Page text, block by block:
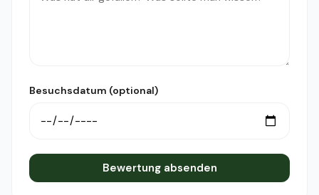
Besuchsdatum (optional)
Bewertung absenden